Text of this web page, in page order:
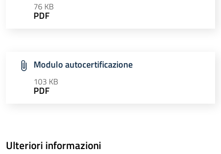
76 KB
PDF
Modulo autocertificazione
103 KB
PDF
Ulteriori informazioni